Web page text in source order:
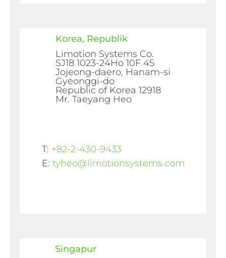
Korea, Republik
Limotion Systems Co.
SJ18 1023-24Ho 10F 45
Jojeong-daero, Hanam-si
Gyeonggi-do
Republic of Korea 12918
Mr. Taeyang Heo
T: +82-2-430-9433
E: tyheo@limotionsystems.com
Singapur